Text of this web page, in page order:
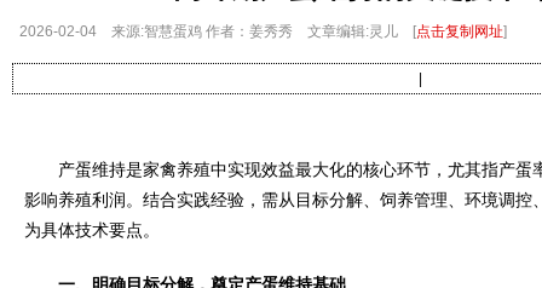
2026-02-04 来源:智慧蛋鸡 作者：姜秀秀 文章编辑:灵儿 [点击复制网址]
产蛋维持是家禽养殖中实现效益最大化的核心环节，尤其指产蛋
影响养殖利润。结合实践经验，需从目标分解、饲养管理、环境调控
为具体技术要点。